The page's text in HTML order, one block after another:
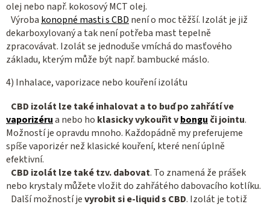
olej nebo např. kokosový MCT olej.
Výroba konopné masti s CBD není o moc těžší. Izolát je již
dekarboxylovaný a tak není potřeba mast tepelně
zpracovávat. Izolát se jednoduše vmíchá do masťového
základu, kterým může být např. bambucké máslo.
4) Inhalace, vaporizace nebo kouření izolátu
CBD izolát lze také inhalovat a to buď po zahřátí ve
vaporizérua nebo ho klasicky vykouřit vbongu či jointu.
Možností je opravdu mnoho. Každopádně my preferujeme
spíše vaporizér než klasické kouření, které není úplně
efektivní.
CBD izolát lze také tzv. dabovat. To znamená že prášek
nebo krystaly můžete vložit do zahřátého dabovacího kotlíku.
Další možností jevyrobit si e-liquid s CBD. Izolát je totiž